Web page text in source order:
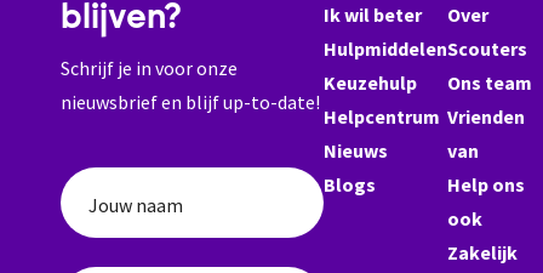
blijven?
Schrijf je in voor onze
nieuwsbrief en blijf up-to-date!
Jouw naam
Ik wil beter
Hulpmiddelen
Keuzehulp
Helpcentrum
Nieuws
Blogs
Over
Scouters
Ons team
Vrienden
van
Help ons
ook
Zakelijk